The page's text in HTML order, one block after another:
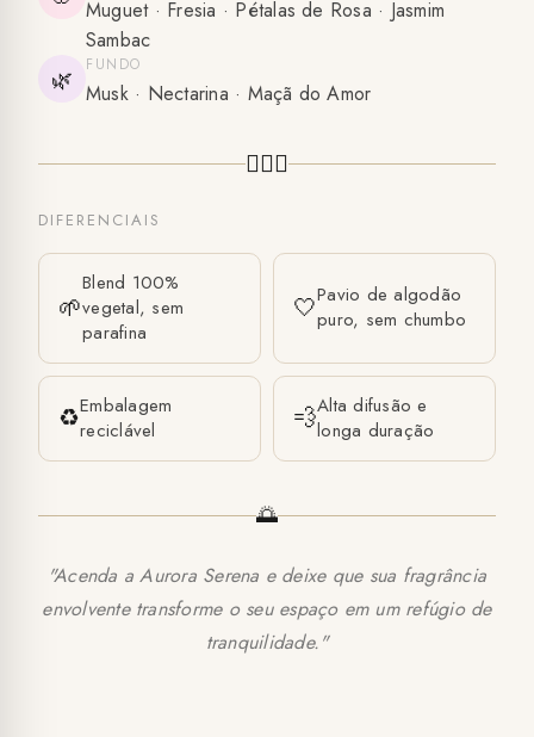
Muguet · Fresia · Pétalas de Rosa · Jasmim
Sambac
🌿 FUNDO
Musk · Nectarina · Maçã do Amor
🧚🏻‍♀️
DIFERENCIAIS
🌱
Blend 100%
vegetal, sem
parafina
🤍Pavio de algodão
puro, sem chumbo
♻️Embalagem
reciclável
💨Alta difusão e
longa duração
🌅
"Acenda a Aurora Serena e deixe que sua fragrância
envolvente transforme o seu espaço em um refúgio de
tranquilidade."